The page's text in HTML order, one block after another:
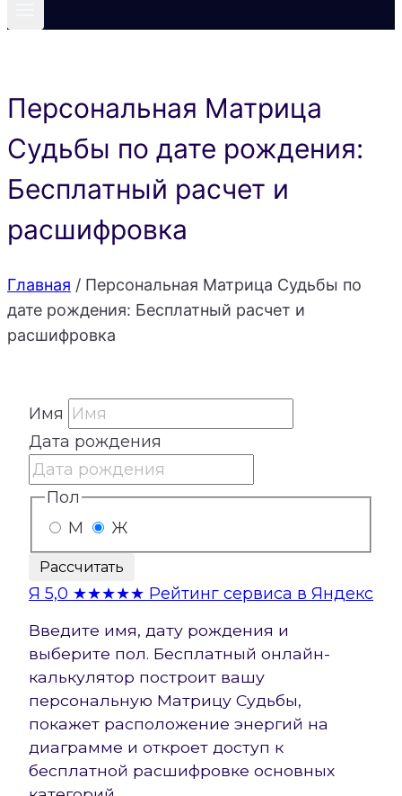
Персональная Матрица
Судьбы по дате рождения:
Бесплатный расчет и
расшифровка
Главная / Персональная Матрица Судьбы по
дате рождения: Бесплатный расчет и
расшифровка
Имя
Дата рождения
Пол
М
Ж
Рассчитать
Я 5,0 ★★★★★ Рейтинг сервиса в Яндекс
Введите имя, дату рождения и
выберите пол. Бесплатный онлайн-
калькулятор построит вашу
персональную Матрицу Судьбы,
покажет расположение энергий на
диаграмме и откроет доступ к
бесплатной расшифровке основных